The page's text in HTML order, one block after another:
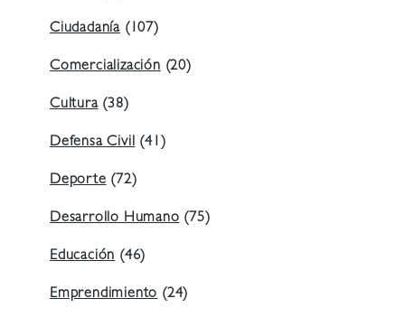
Ciudadanía (107)
Comercialización (20)
Cultura(38)
Defensa Civil (41)
Deporte (72)
Desarrollo Humano (75)
Educación (46)
Emprendimiento (24)